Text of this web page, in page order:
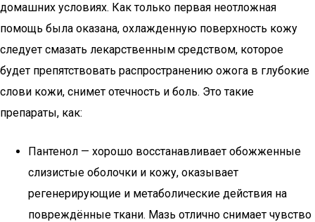
домашних условиях. Как только первая неотложная
помощь была оказана, охлажденную поверхность кожу
следует смазать лекарственным средством, которое
будет препятствовать распространению ожога в глубокие
слови кожи, снимет отечность и боль. Это такие
препараты, как:
Пантенол — хорошо восстанавливает обожженные
слизистые оболочки и кожу, оказывает
регенерирующие и метаболические действия на
повреждённые ткани. Мазь отлично снимает чувство